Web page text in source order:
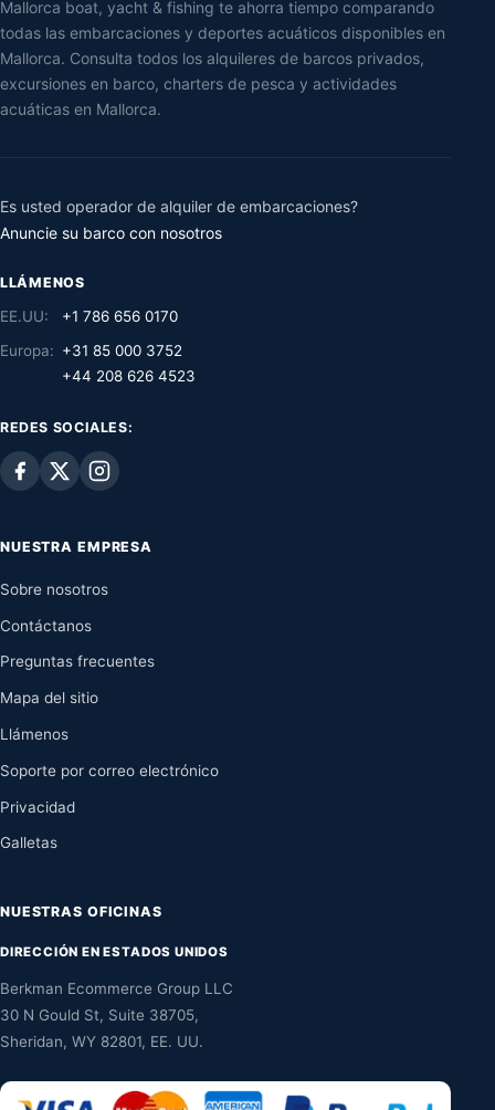
Mallorca boat, yacht & fishing te ahorra tiempo comparando
todas las embarcaciones y deportes acuáticos disponibles en
Mallorca. Consulta todos los alquileres de barcos privados,
excursiones en barco, charters de pesca y actividades
acuáticas en Mallorca.
Es usted operador de alquiler de embarcaciones?
Anuncie su barco con nosotros
LLÁMENOS
EE.UU:
+1 786 656 0170
Europa: +31 85 000 3752
+44 208 626 4523
REDES SOCIALES:
NUESTRA EMPRESA
Sobre nosotros
Contáctanos
Preguntas frecuentes
Mapa del sitio
Llámenos
Soporte por correo electrónico
Privacidad
Galletas
NUESTRAS OFICINAS
DIRECCIÓN EN ESTADOS UNIDOS
Berkman Ecommerce Group LLC
30 N Gould St, Suite 38705,
Sheridan, WY 82801, EE. UU.